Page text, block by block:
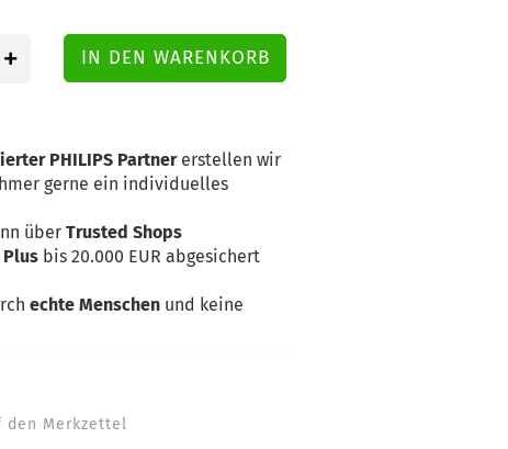
PHILIPS Partnererstellen wir
gerne ein individuelles
über Trusted Shops
bis 20.000 EUR abgesichert
echte Menschen und keine
den Merkzettel